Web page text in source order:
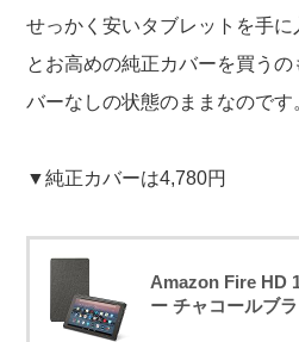
せっかく安いタブレットを手
とお高めの純正カバーを買う
バーなしの状態のままなのです
▼純正カバーは4,780円
Amazon Fire HD
ー チャコールブ